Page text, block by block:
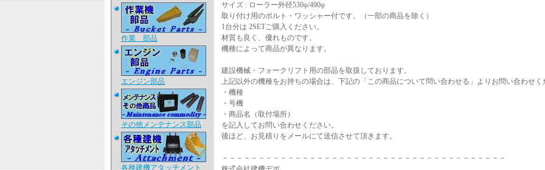
作業 部品
エンジン部品
その他メンテナンス部品
各種建機アタッチメント
サイズ : ローラー外径530φ/490φ
取り付け用のボルト・ワッシャー付です。（一部の商品を除く）
1台分は 2SETご購入ください。
材質も良く、優れものです。
機種によって商品が異なります。
建設機械・フォークリフト用の部品を取扱しております。
上記以外の機種をお持ちの場合は、下記の「この商品について問い合わせる」よりお問い合わせく
・機種
・号機
・商品名（取付場所）
を記入してお問い合わせください。
後ほど、お見積りをメールにて送信させて頂きます。
－－－－－－－－－－－－－－－－－－－－－－－－－－－－－－－－－－－－－－－